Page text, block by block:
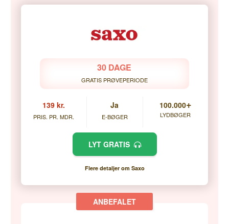
30 DAGE
GRATIS PRØVEPERIODE
139 kr.
PRIS. PR. MDR.
Ja
E-BØGER
100.000+
LYDBØGER
LYT GRATIS
Flere detaljer om Saxo